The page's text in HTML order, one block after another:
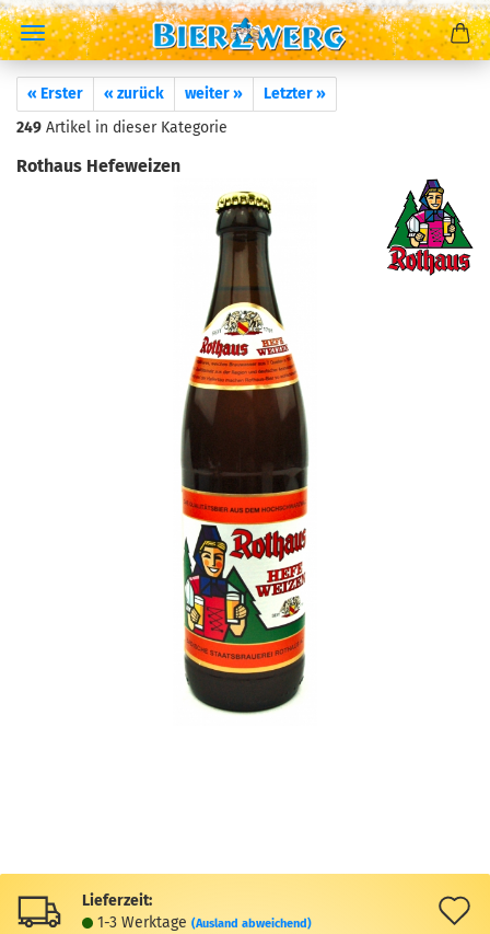
« Erster « zurück weiter »
Letzter »
249 Artikel in dieser Kategorie
Rothaus Hefeweizen
Lieferzeit:
1-3 Werktage (Ausland abweichend)